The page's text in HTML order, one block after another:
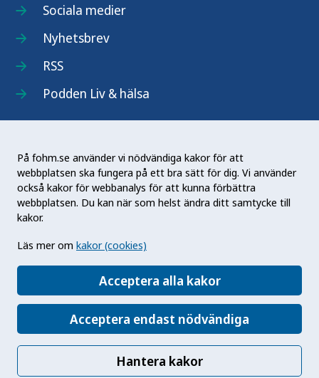
På fohm.se använder vi nödvändiga kakor för att
webbplatsen ska fungera på ett bra sätt för dig. Vi använder
också kakor för webbanalys för att kunna förbättra
webbplatsen. Du kan när som helst ändra ditt samtycke till
kakor.
Läs mer om kakor (cookies)
Acceptera alla kakor
Acceptera endast nödvändiga
Hantera kakor
Sociala medier
Nyhetsbrev
RSS
Podden Liv & hälsa
Folkhälsomyndigheten (Fohm) är en nationell
kunskapsmyndighet som arbetar för en bättre
folkhälsa. Det gör myndigheten genom att
främja hälsa, förebygga ohälsa och skydda mot
hälsohot. Vår vision är en folkhälsa som stärker
samhällets utveckling.